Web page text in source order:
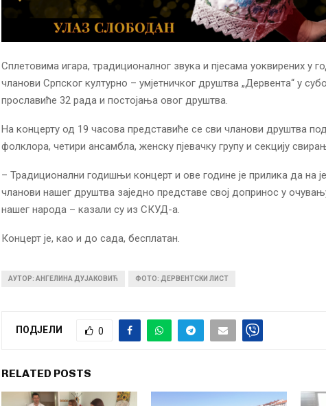
Сплетовима игара, традиционалног звука и пјесама уоквирених у
чланови Српског културно – умјетничког друштва „Дервента“ у
прославиће 32 рада и постојања овог друштва.
На концерту од 19 часова представиће се сви чланови друштва
фолклора, четири ансамбла, женску пјевачку групу и секцију
– Традиционални годишњи концерт и ове године је прилика да на
чланови нашег друштва заједно представе свој допринос у
нашег народа – казали су из СКУД-а.
Концерт је, као и до сада, бесплатан.
АУТОР: АНГЕЛИНА ДУЈАКОВИЋ ФОТО: ДЕРВЕНТСКИ ЛИСТ
ПОДЈЕЛИ 0
RELATED POSTS